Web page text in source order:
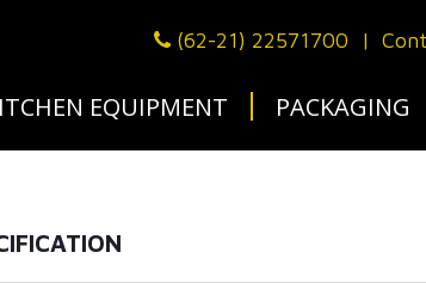
(62-21) 22571700 |
EQUIPMENT PACKAGING